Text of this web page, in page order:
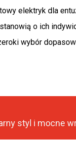
elektryk dla
o ich
wybór